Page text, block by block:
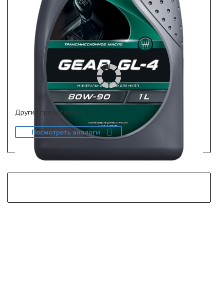
Другие предложения
Посмотреть аналоги